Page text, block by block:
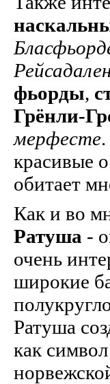
фьорды,
Грёнли-
мерфесте
красивые
обитает
Как и во
Ратуша -
очень
широкие
Ратуша
как